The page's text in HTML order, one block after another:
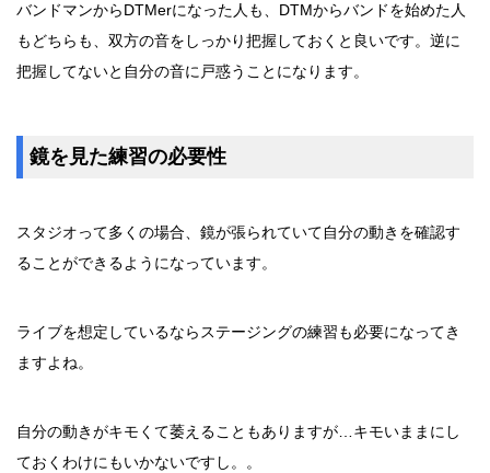
バンドマンからDTMerになった人も、DTMからバンドを始めた人
もどちらも、双方の音をしっかり把握しておくと良いです。逆に
把握してないと自分の音に戸惑うことになります。
鏡を見た練習の必要性
スタジオって多くの場合、鏡が張られていて自分の動きを確認す
ることができるようになっています。
ライブを想定しているならステージングの練習も必要になってき
ますよね。
自分の動きがキモくて萎えることもありますが…キモいままにし
ておくわけにもいかないですし。。